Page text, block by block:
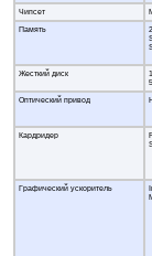
Чипсет
Память
Жесткий диск
Оптический привод
Кардридер
Графический ускоритель